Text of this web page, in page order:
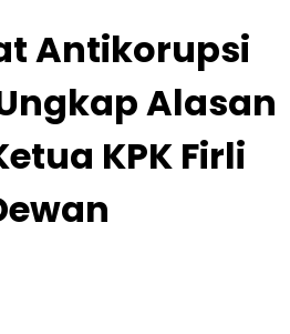
Antikorupsi
Alasan
KPK Firli